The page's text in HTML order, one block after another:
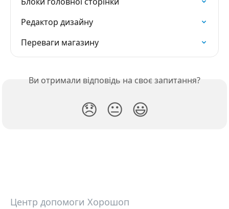
Редактор дизайну
Переваги магазину
Ви отримали відповідь на своє запитання?
😞 😐 😃
Центр допомоги Хорошоп